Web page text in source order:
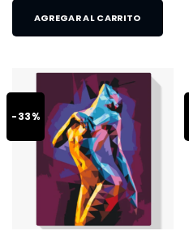
AGREGAR AL CARRITO
-33%